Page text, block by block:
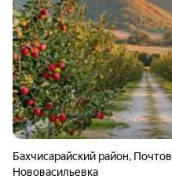
Бахчисарайский район,
Нововасильевка